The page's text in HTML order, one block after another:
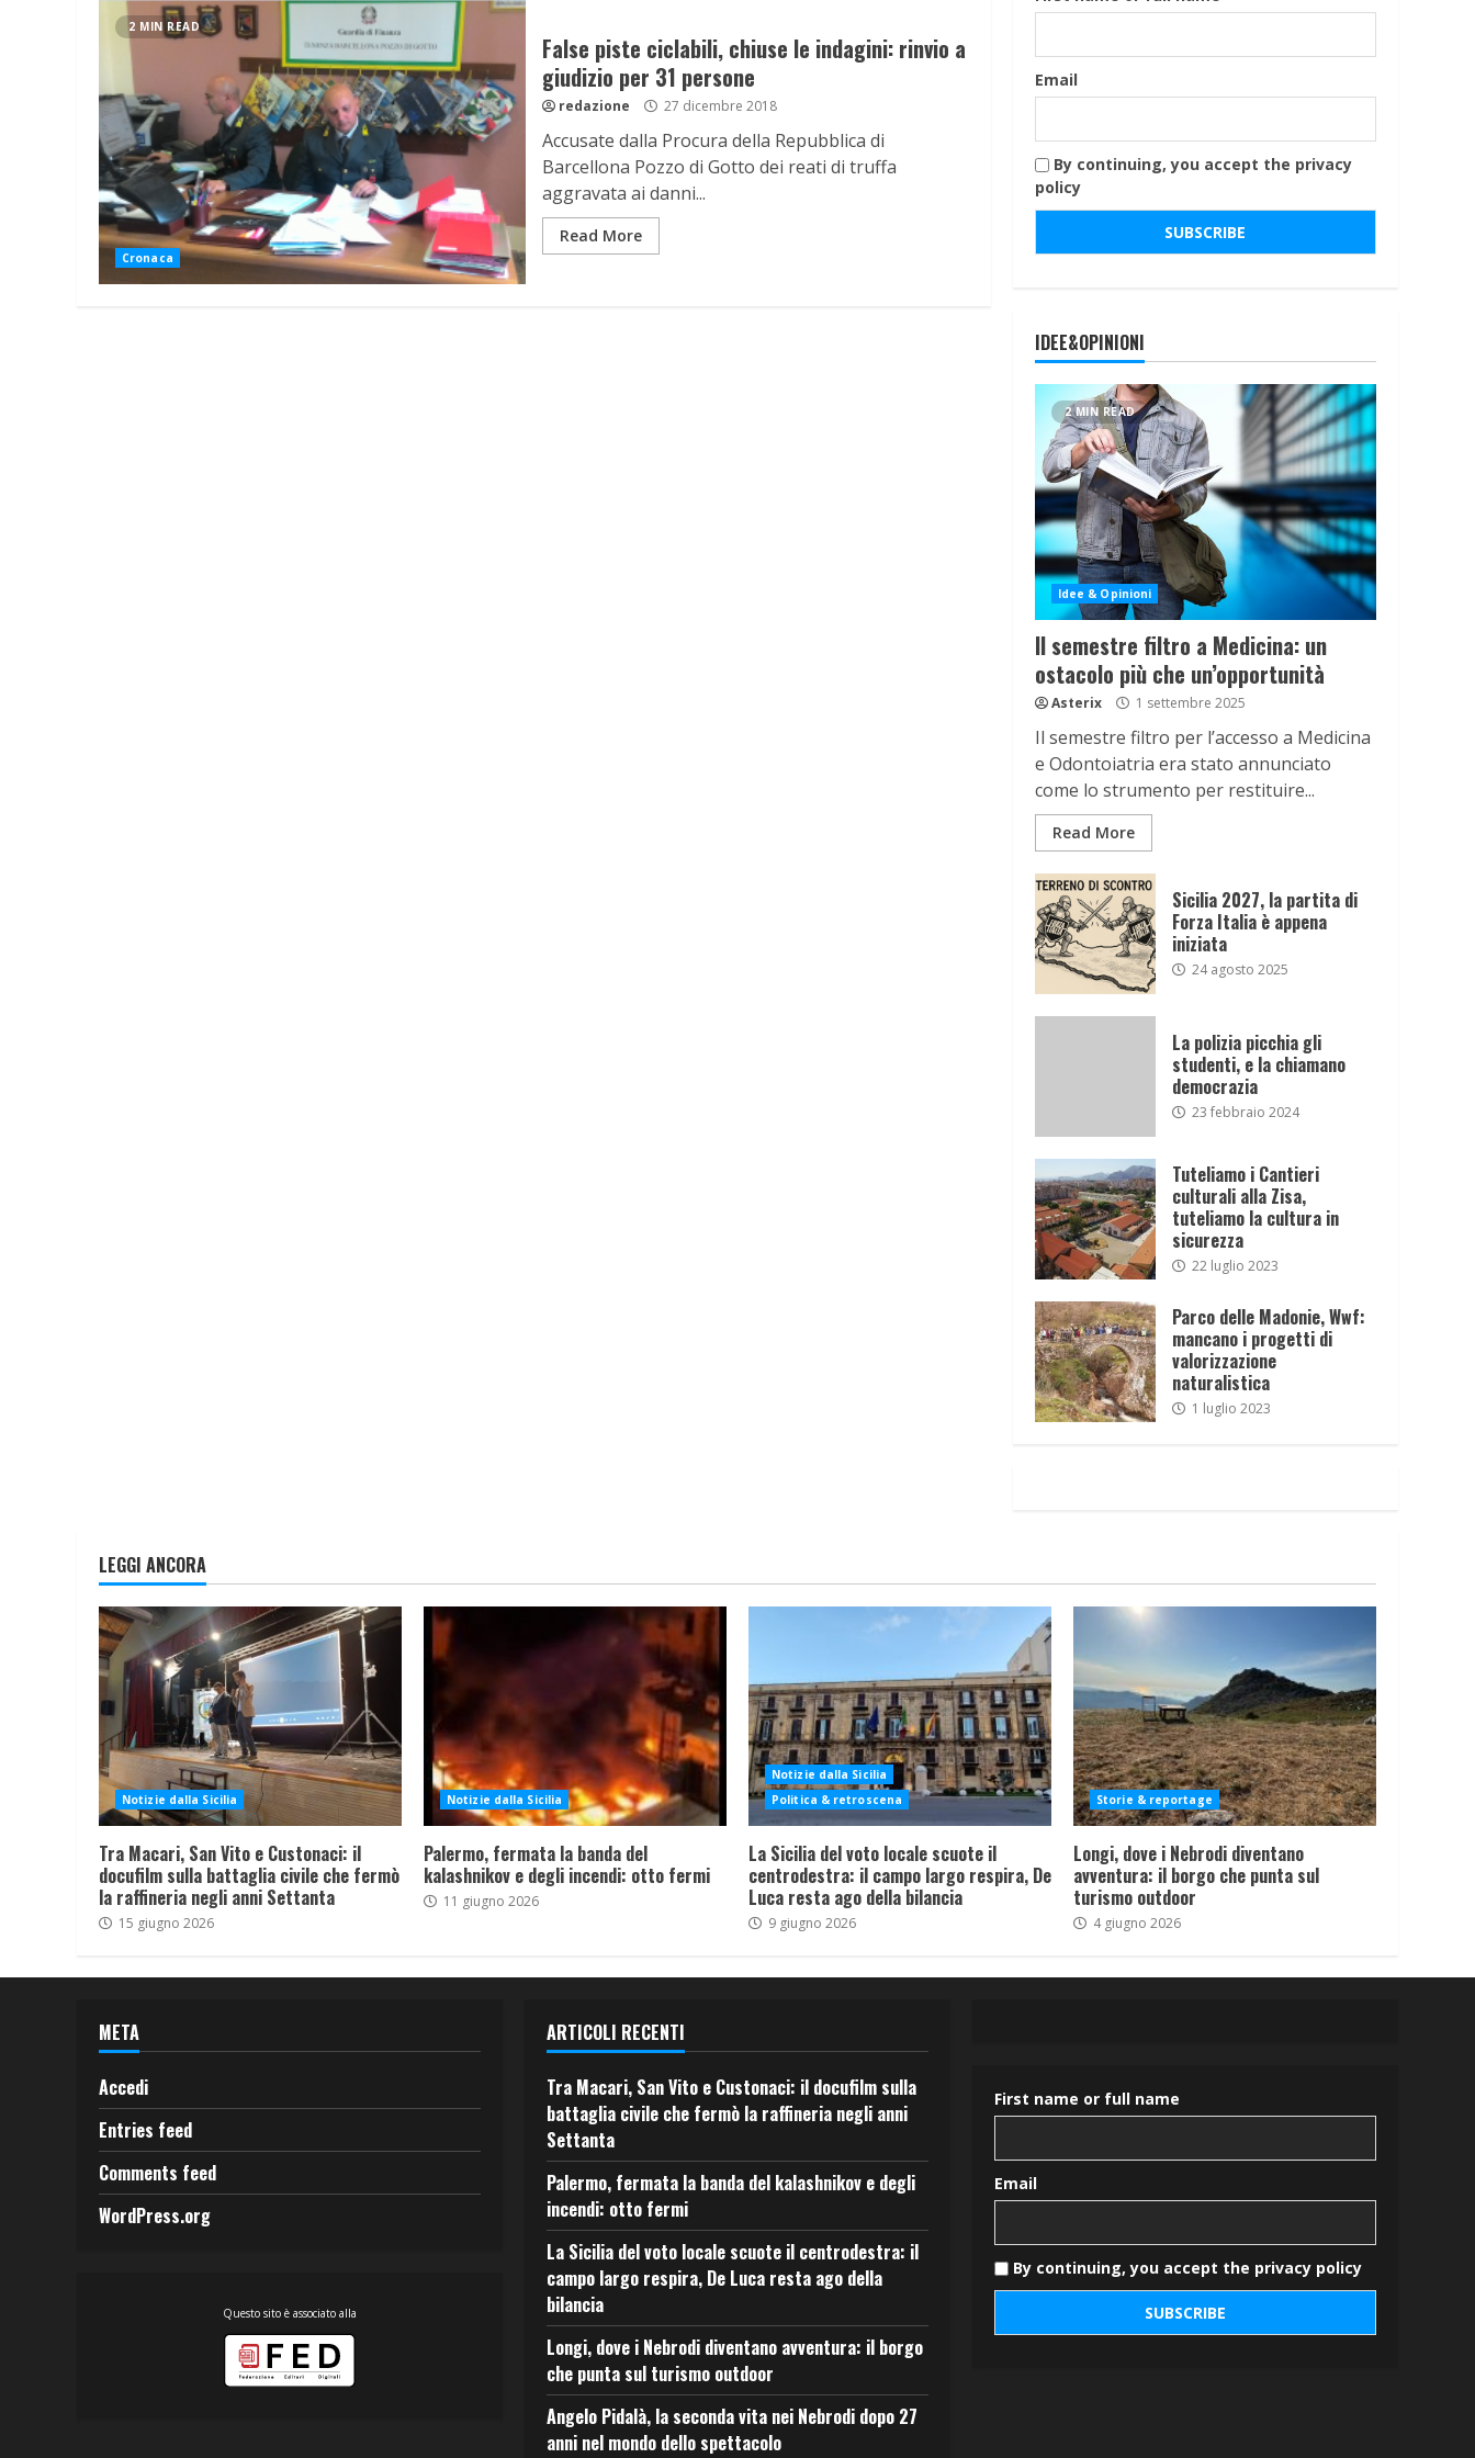
2 MIN READ
Cronaca
False piste ciclabili, chiuse le indagini: rinvio a
giudizio per 31 persone
redazione 27 dicembre 2018
Accusate dalla Procura della Repubblica di
Barcellona Pozzo di Gotto dei reati di truffa
aggravata ai danni...
Read More
Email
By continuing, you accept the privacy
policy
IDEE&OPINIONI
2 MIN READ
Idee & Opinioni
Il semestre filtro a Medicina: un
ostacolo più che un’opportunità
Asterix 1 settembre 2025
Il semestre filtro per l’accesso a Medicina
e Odontoiatria era stato annunciato
come lo strumento per restituire...
Read More
Sicilia 2027, la partita di
Forza Italia è appena
iniziata
24 agosto 2025
La polizia picchia gli
studenti, e la chiamano
democrazia
23 febbraio 2024
Tuteliamo i Cantieri
culturali alla Zisa,
tuteliamo la cultura in
sicurezza
22 luglio 2023
Parco delle Madonie, Wwf:
mancano i progetti di
valorizzazione
naturalistica
1 luglio 2023
LEGGI ANCORA
Notizie dalla Sicilia
Tra Macari, San Vito e Custonaci: il
docufilm sulla battaglia civile che fermò
la raffineria negli anni Settanta
15 giugno 2026
Notizie dalla Sicilia
Palermo, fermata la banda del
kalashnikov e degli incendi: otto fermi
11 giugno 2026
Notizie dalla Sicilia
Politica & retroscena
La Sicilia del voto locale scuote il
centrodestra: il campo largo respira, De
Luca resta ago della bilancia
9 giugno 2026
Storie & reportage
Longi, dove i Nebrodi diventano
avventura: il borgo che punta sul
turismo outdoor
4 giugno 2026
META
Accedi
Entries feed
Comments feed
WordPress.org
Questo sito è associato alla
ARTICOLI RECENTI
Tra Macari, San Vito e Custonaci: il docufilm sulla
battaglia civile che fermò la raffineria negli anni
Settanta
Palermo, fermata la banda del kalashnikov e degli
incendi: otto fermi
La Sicilia del voto locale scuote il centrodestra: il
campo largo respira, De Luca resta ago della
bilancia
Longi, dove i Nebrodi diventano avventura: il borgo
che punta sul turismo outdoor
Angelo Pidalà, la seconda vita nei Nebrodi dopo 27
anni nel mondo dello spettacolo
First name or full name
Email
By continuing, you accept the privacy policy